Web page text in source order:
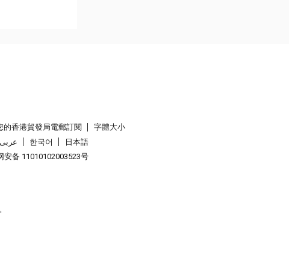
的香港貿發局電郵訂閱
字體大小
عربى 한국어
日本語
安备 11010102003523号